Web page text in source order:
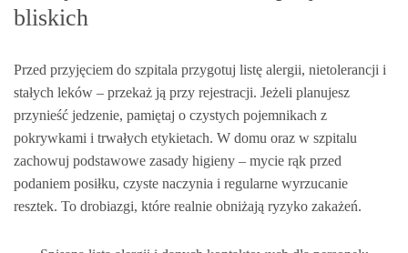
bliskich
Przed przyjęciem do szpitala przygotuj listę alergii, nietolerancji i
stałych leków – przekaż ją przy rejestracji. Jeżeli planujesz
przynieść jedzenie, pamiętaj o czystych pojemnikach z
pokrywkami i trwałych etykietach. W domu oraz w szpitalu
zachowuj podstawowe zasady higieny – mycie rąk przed
podaniem posiłku, czyste naczynia i regularne wyrzucanie
resztek. To drobiazgi, które realnie obniżają ryzyko zakażeń.